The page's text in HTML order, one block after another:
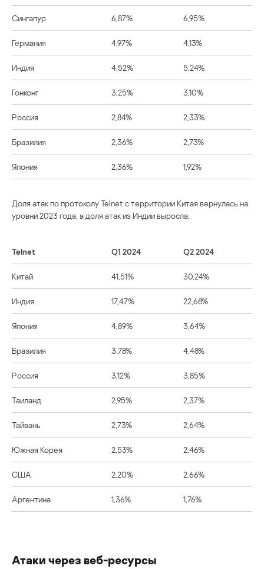
Сингапур 6,87% 6,95%
Германия 4,97% 4,13%
Индия 4,52% 5,24%
Гонконг 3,25% 3,10%
Россия 2,84% 2,33%
Бразилия 2,36% 2,73%
Япония 2,36% 1,92%
Доля атак по протоколу Telnet с территории Китая вернулась на
уровни 2023 года, а доля атак из Индии выросла.
Telnet Q1 2024 Q2 2024
Китай 41,51% 30,24%
Индия 17,47% 22,68%
Япония 4,89% 3,64%
Бразилия 3,78% 4,48%
Россия 3,12% 3,85%
Таиланд 2,95% 2,37%
Тайвань 2,73% 2,64%
Южная Корея 2,53% 2,46%
США 2,20% 2,66%
Аргентина 1,36% 1,76%
Атаки через веб-ресурсы